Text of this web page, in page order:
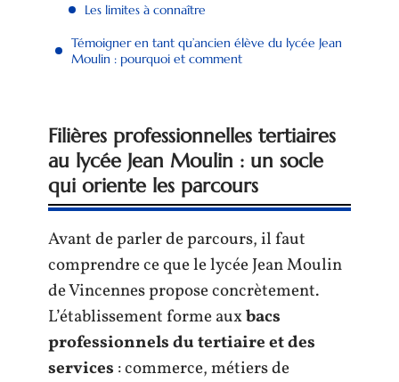
Les limites à connaître
Témoigner en tant qu’ancien élève du lycée Jean
Moulin : pourquoi et comment
Filières professionnelles tertiaires
au lycée Jean Moulin : un socle
qui oriente les parcours
Avant de parler de parcours, il faut
comprendre ce que le lycée Jean Moulin
de Vincennes propose concrètement.
L’établissement forme auxbacs
professionnels du tertiaire et des
services : commerce, métiers de